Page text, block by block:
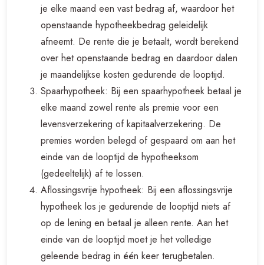
je elke maand een vast bedrag af, waardoor het
openstaande hypotheekbedrag geleidelijk
afneemt. De rente die je betaalt, wordt berekend
over het openstaande bedrag en daardoor dalen
je maandelijkse kosten gedurende de looptijd.
Spaarhypotheek: Bij een spaarhypotheek betaal je
elke maand zowel rente als premie voor een
levensverzekering of kapitaalverzekering. De
premies worden belegd of gespaard om aan het
einde van de looptijd de hypotheeksom
(gedeeltelijk) af te lossen.
Aflossingsvrije hypotheek: Bij een aflossingsvrije
hypotheek los je gedurende de looptijd niets af
op de lening en betaal je alleen rente. Aan het
einde van de looptijd moet je het volledige
geleende bedrag in één keer terugbetalen.